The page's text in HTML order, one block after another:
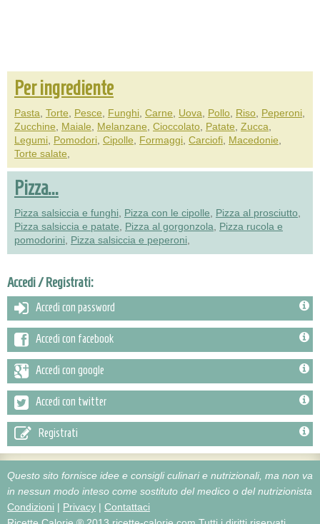
Per ingrediente
Pasta Torte Pesce Funghi Carne Uova Pollo Riso Peperoni
Zucchine
Maiale Melanzane Cioccolato Patate Zucca
Legumi Pomodori Cipolle Formaggi Carciofi Macedonie
Torte salate
Pizza...
Pizza salsiccia e funghi Pizza con le cipolle Pizza al prosciutto
Pizza salsiccia e patate
Pizza al gorgonzola
Pizza rucola e
pomodorini
Pizza salsiccia e peperoni
Accedi / Registrati:
Accedi con password
Accedi con facebook
Accedi con google
Accedi con twitter
Registrati
Questo sito fornisce idee e consigli culinari e nutrizionali, ma non va
in nessun modo inteso come sostituto del medico o del nutrizionista
Condizioni | Privacy | Contattaci